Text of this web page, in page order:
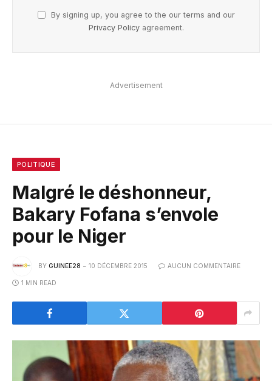
By signing up, you agree to the our terms and our
Privacy Policyagreement.
Advertisement
POLITIQUE
Malgré le déshonneur,
Bakary Fofana s’envole
pour le Niger
BY GUINEE28 10 DÉCEMBRE 2015 AUCUN COMMENTAIRE
1 MIN READ